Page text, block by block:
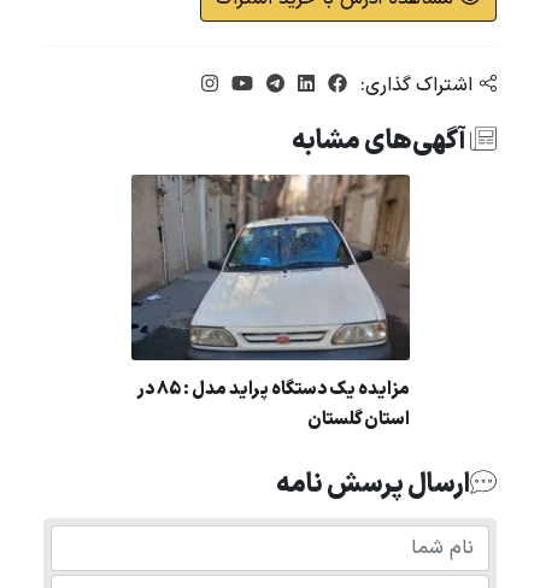
اشتراک گذاری:
آگهی‌های مشابه
مزایده یک دستگاه پراید مدل : 85 در
استان گلستان
ارسال پرسش نامه